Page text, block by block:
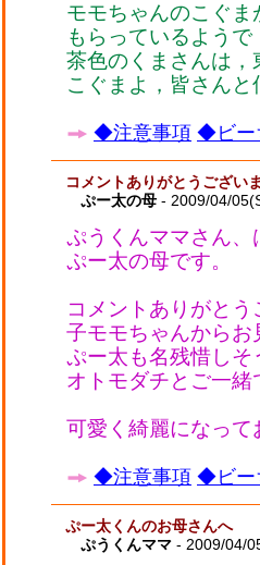
モモちゃんのこぐ
もらっているよう
茶色のくまさんは
こぐまよ，皆さん
◆注意事項 ◆ビー
コメントありがとうござい
ぷー太の母 - 2009/04/
ぷうくんママさん、
ぷー太の母です。
コメントありがと
子モモちゃんから
ぷー太も名残惜しそ
オトモダチとご一
可愛く綺麗になっ
◆注意事項 ◆ビー
ぷー太くんのお母さんへ
ぷうくんママ - 2009/04/